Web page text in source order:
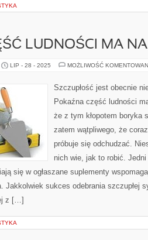
LUDNOŚCI MA
LIP - 28 - 2025 MOŻLIWOŚĆ
Szczupłość jest obecnie
Pokaźna część ludności
że z tym kłopotem boryka
zatem wątpliwego, że
próbuje się odchudzać.
nich wie, jak to robić. Jedni
się w ogłaszane suplementy
Jakkolwiek sukces odebrania szczupłej
z […]